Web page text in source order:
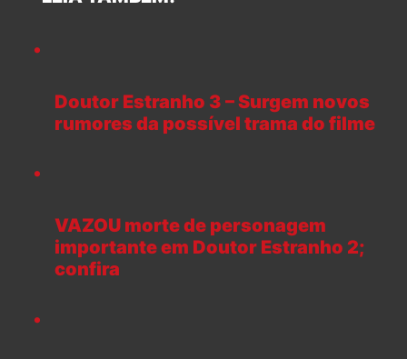
Doutor Estranho 3 – Surgem novos
rumores da possível trama do filme
VAZOU morte de personagem
importante em Doutor Estranho 2;
confira